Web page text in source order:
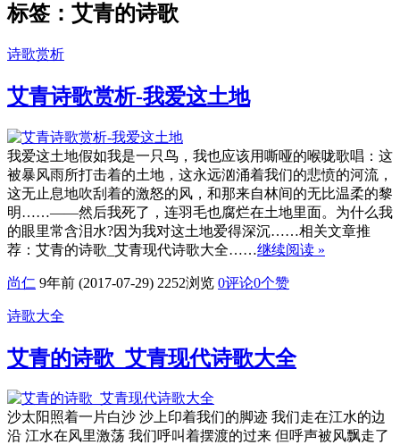
标签：艾青的诗歌
诗歌赏析
艾青诗歌赏析-我爱这土地
我爱这土地假如我是一只鸟，我也应该用嘶哑的喉咙歌唱：这
被暴风雨所打击着的土地，这永远汹涌着我们的悲愤的河流，
这无止息地吹刮着的激怒的风，和那来自林间的无比温柔的黎
明……——然后我死了，连羽毛也腐烂在土地里面。为什么我
的眼里常含泪水?因为我对这土地爱得深沉……相关文章推
荐：艾青的诗歌_艾青现代诗歌大全……继续阅读 »
尚仁 9年前 (2017-07-29) 2252浏览 0评论0个赞
诗歌大全
艾青的诗歌_艾青现代诗歌大全
沙太阳照着一片白沙 沙上印着我们的脚迹 我们走在江水的边
沿 江水在风里激荡 我们呼叫着摆渡的过来 但呼声被风飘走了